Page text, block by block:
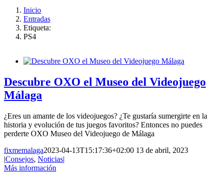
Inicio
Entradas
Etiqueta:
PS4
Descubre OXO el Museo del Videojuego
Málaga
¿Eres un amante de los videojuegos? ¿Te gustaría sumergirte en la
historia y evolución de tus juegos favoritos? Entonces no puedes
perderte OXO Museo del Videojuego de Málaga
fixmemalaga2023-04-13T15:17:36+02:00 13 de abril, 2023
|Consejos, Noticias|
Más información